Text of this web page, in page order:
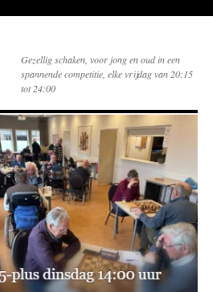
Gezellig schaken, voor jong en oud in een
spannende competitie, elke vrijdag van 20:15
tot 24:00